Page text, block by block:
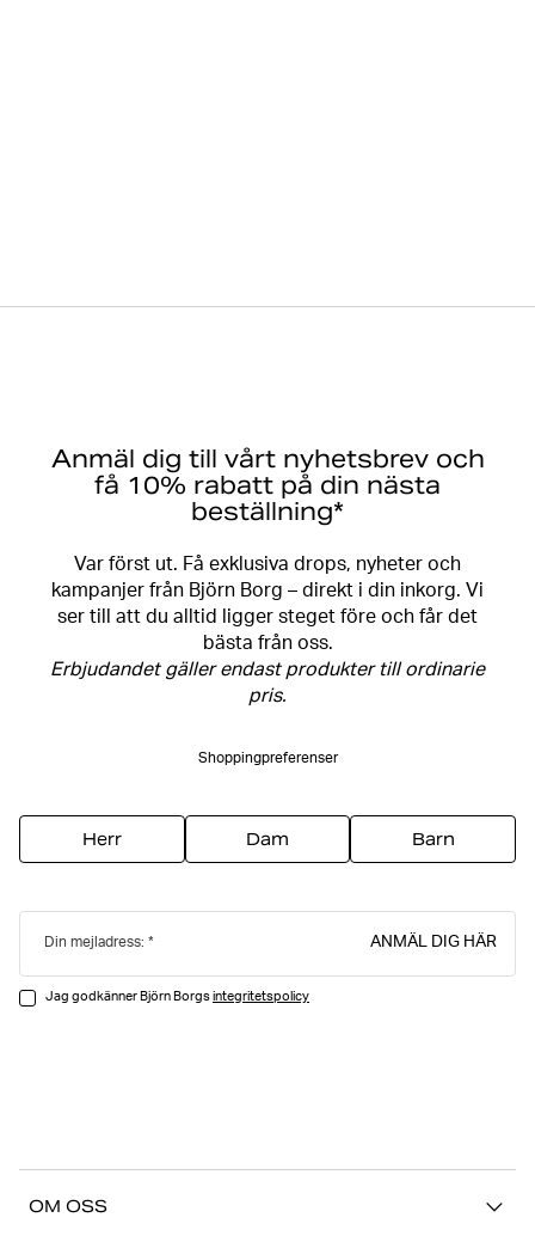
Anmäl dig till vårt nyhetsbrev och
få 10% rabatt på din nästa
beställning*
Var först ut. Få exklusiva drops, nyheter och
kampanjer från Björn Borg – direkt i din inkorg. Vi
ser till att du alltid ligger steget före och får det
bästa från oss.
Erbjudandet gäller endast produkter till ordinarie
pris.
Shoppingpreferenser
Herr Dam Barn
Din mejladress: ANMÄL DIG HÄR
Jag godkänner Björn Borgsintegritetspolicy
OM OSS